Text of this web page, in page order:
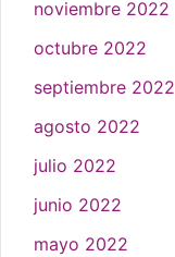
noviembre 2022
octubre 2022
septiembre 2022
agosto 2022
julio 2022
junio 2022
mayo 2022